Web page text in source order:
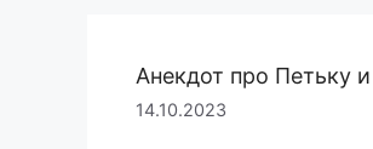
Анекдот про Петьку
14.10.2023